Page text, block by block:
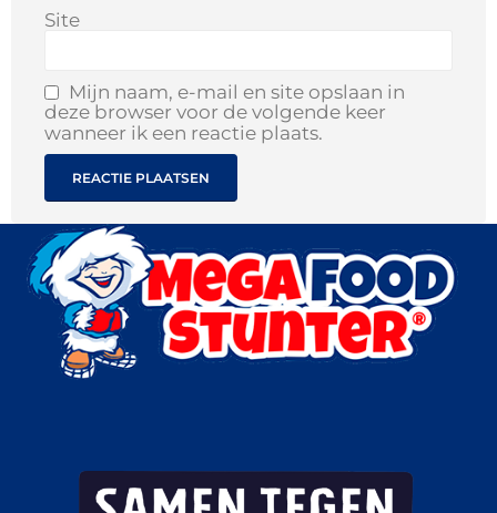
Site
Mijn naam, e-mail en site opslaan in
deze browser voor de volgende keer
wanneer ik een reactie plaats.